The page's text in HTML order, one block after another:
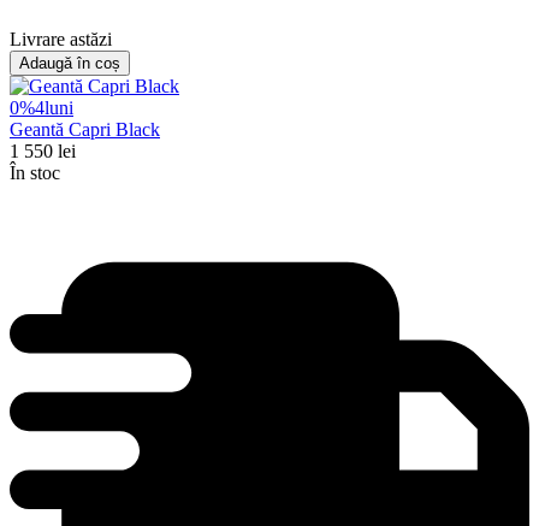
Livrare astăzi
Adaugă în coș
0%4luni
Geantă Capri Black
1 550 lei
În stoc